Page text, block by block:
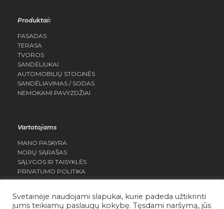
Produktai:
FASADAS
TERASA
TVOROS
SANDĖLIUKAI
AUTOMOBILIŲ STOGINĖS
SANDĖLIAVIMAS / SODAS
NEMOKAMI PAVYZDŽIAI
Vartotojams
MANO PASKYRA
NORŲ SĄRAŠAS
SĄLYGOS IR TAISYKLĖS
PRIVATUMO POLITIKA
Svetainėje naudojami slapukai, kurie padeda užtikrinti
jums teikiamų paslaugų kokybę. Tęsdami naršymą, jūs